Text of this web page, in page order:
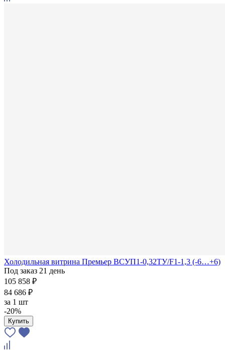
Холодильная витрина Премьер ВСУП1-0,32ТУ/F1-1,3 (-6…+6)
Под заказ 21 день
105 858 ₽
84 686 ₽
за 1 шт
-20%
Купить